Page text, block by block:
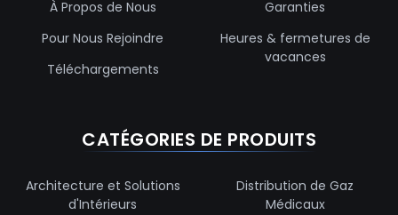
À Propos de Nous
Pour Nous Rejoindre
Téléchargements
Garanties
Heures & fermetures de
vacances
CATÉGORIES DE PRODUITS
Architecture et Solutions
d'Intérieurs
Distribution de Gaz
Médicaux